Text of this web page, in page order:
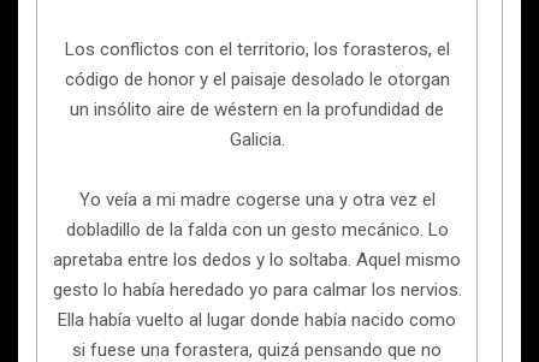
Los conflictos con el territorio, los forasteros, el
código de honor y el paisaje desolado le otorgan
un insólito aire de wéstern en la profundidad de
Galicia.
Yo veía a mi madre cogerse una y otra vez el
dobladillo de la falda con un gesto mecánico. Lo
apretaba entre los dedos y lo soltaba. Aquel mismo
gesto lo había heredado yo para calmar los nervios.
Ella había vuelto al lugar donde había nacido como
si fuese una forastera, quizá pensando que no